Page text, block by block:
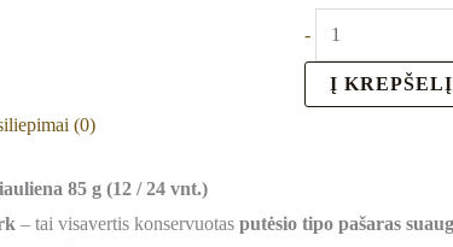
-
Į KREPŠELĮ
(0)
85 g (12 / 24 vnt.)
– tai visavertis konservuotas putėsio tipo pašaras